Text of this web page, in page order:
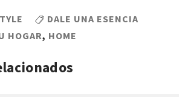
DALE UNA ESENCIA
HOGAR, HOME